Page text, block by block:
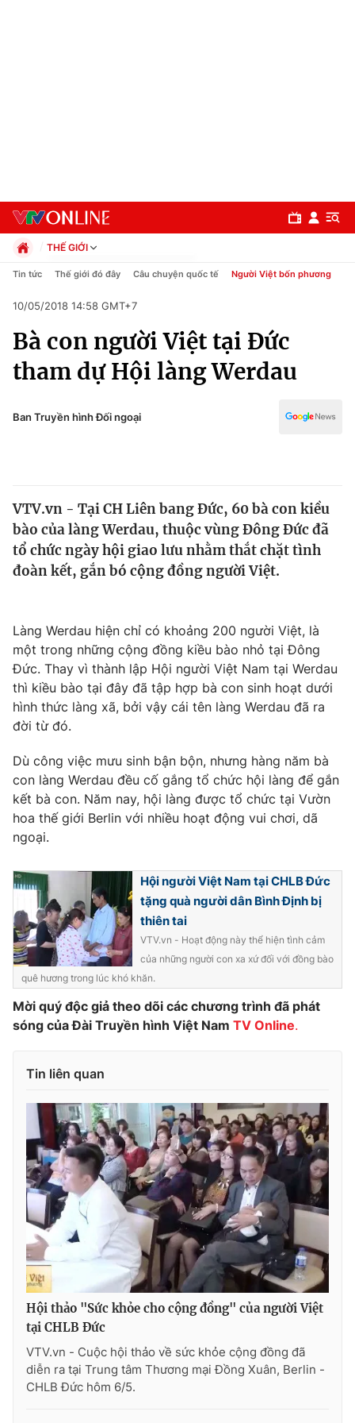
Chuyên mục
Chính trị
Thế giới
Tin tức
Câu chuyện quốc tế
Tài chính
Thị trường
Góc doanh nghiệp
Dữ liệu và đời sống
Truyền hình
Phim VTV
Nhân vật
Khán giả
Giải sao mai
Giải trí
Điện ảnh
Âm nhạc
Sao
Đời sống
Du lịch
Làm đẹp
Chất lượng cuộc sống
Giáo dục
Học trực tuyến
Công nghệ
Hitech Công nghệ tương lai
Sản phẩm
Thị trường
Giao lưu trực tuyến
Lịch phát sóng
Chuyên mục khác
Video Shorts video
VTV Money VTV Thể thao
VTV Sức khoẻ Bất động sản
Thị trường 24h Tấm lòng Việt
VTV4
VTV9 VTV8
THẾ GIỚI
Chính trị
Pháp luật
Kinh tế
Thể thao
Truyền hình
Y tế
Tin tức Thế giới đó đây Câu chuyện quốc tế Người Việt bốn phương
10/05/2018 14:58 GMT+7
Bà con người Việt tại Đức
tham dự Hội làng Werdau
Ban Truyền hình Đối ngoại
VTV.vn - Tại CH Liên bang Đức, 60 bà con kiều
bào của làng Werdau, thuộc vùng Đông Đức đã
tổ chức ngày hội giao lưu nhằm thắt chặt tình
đoàn kết, gắn bó cộng đồng người Việt.
Làng Werdau hiện chỉ có khoảng 200 người Việt, là
một trong những cộng đồng kiều bào nhỏ tại Đông
Đức. Thay vì thành lập Hội người Việt Nam tại Werdau
thì kiều bào tại đây đã tập hợp bà con sinh hoạt dưới
hình thức làng xã, bởi vậy cái tên làng Werdau đã ra
đời từ đó.
Dù công việc mưu sinh bận bộn, nhưng hàng năm bà
con làng Werdau đều cố gắng tổ chức hội làng để gắn
kết bà con. Năm nay, hội làng được tổ chức tại Vườn
hoa thế giới Berlin với nhiều hoạt động vui chơi, dã
ngoại.
Hội người Việt Nam tại CHLB Đức
tặng quà người dân Bình Định bị
thiên tai
VTV.vn - Hoạt động này thể hiện tình cảm
của những người con xa xứ đối với đồng bào
quê hương trong lúc khó khăn.
Mời quý độc giả theo dõi các chương trình đã phát
sóng của Đài Truyền hình Việt Nam TV Online.
Tin liên quan
Hội thảo "Sức khỏe cho cộng đồng" của người Việt
tại CHLB Đức ​
VTV.vn - Cuộc hội thảo về sức khỏe cộng đồng đã
diễn ra tại Trung tâm Thương mại Đồng Xuân, Berlin -
CHLB Đức hôm 6/5.